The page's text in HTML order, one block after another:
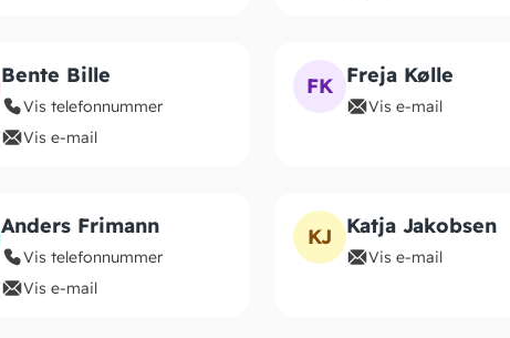
Bente Bille
Vis telefonnummer
Vis e-mail
FK Freja Kølle
Vis e-mail
Anders Frimann
Vis telefonnummer
Vis e-mail
KJ Katja Jakobsen
Vis e-mail